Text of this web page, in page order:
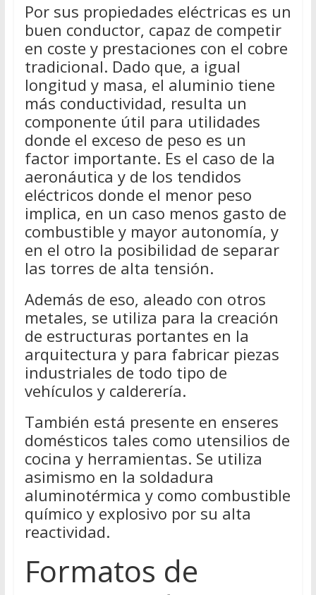
Por sus propiedades eléctricas es un
buen conductor, capaz de competir
en coste y prestaciones con el cobre
tradicional. Dado que, a igual
longitud y masa, el aluminio tiene
más conductividad, resulta un
componente útil para utilidades
donde el exceso de peso es un
factor importante. Es el caso de la
aeronáutica y de los tendidos
eléctricos donde el menor peso
implica, en un caso menos gasto de
combustible y mayor autonomía, y
en el otro la posibilidad de separar
las torres de alta tensión.
Además de eso, aleado con otros
metales, se utiliza para la creación
de estructuras portantes en la
arquitectura y para fabricar piezas
industriales de todo tipo de
vehículos y calderería.
También está presente en enseres
domésticos tales como utensilios de
cocina y herramientas. Se utiliza
asimismo en la soldadura
aluminotérmica y como combustible
químico y explosivo por su alta
reactividad.
Formatos de